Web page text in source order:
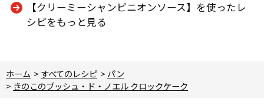
【クリーミーシャンピニオンソース】を使ったレ
シピをもっと見る
ホーム > すべてのレシピ > パン
> きのこのブッシュ・ド・ノエル クロックケーク